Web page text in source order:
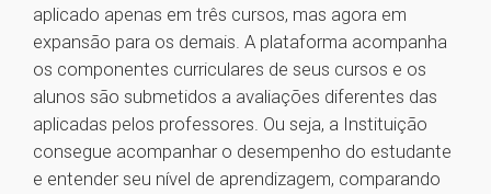
aplicado apenas em três cursos, mas agora em
expansão para os demais. A plataforma acompanha
os componentes curriculares de seus cursos e os
alunos são submetidos a avaliações diferentes das
aplicadas pelos professores. Ou seja, a Instituição
consegue acompanhar o desempenho do estudante
e entender seu nível de aprendizagem, comparando